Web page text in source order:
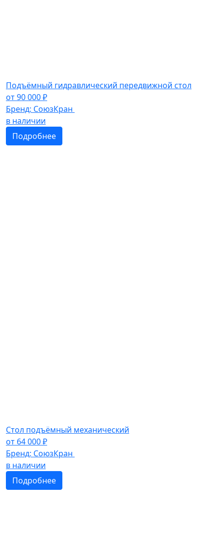
Подъёмный гидравлический передвижной стол
от90 000₽
Бренд: СоюзКран
в наличии
Подробнее
Стол подъёмный механический
от 64 000₽
Бренд: СоюзКран
в наличии
Подробнее